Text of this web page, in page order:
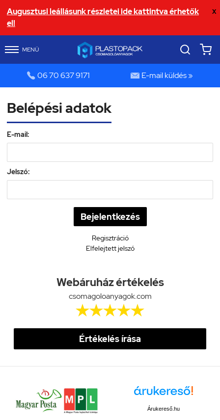
Augusztusi leállásunk részletei ide kattintva érhetők
el!
X
MENÜ
 06 70 637 9171  E-mail küldés »
Belépési adatok
E-mail:
Jelszó:
Regisztráció
Elfelejtett jelszó
Webáruház értékelés
csomagoloanyagok.com

Értékelés írása
Árukereső.hu